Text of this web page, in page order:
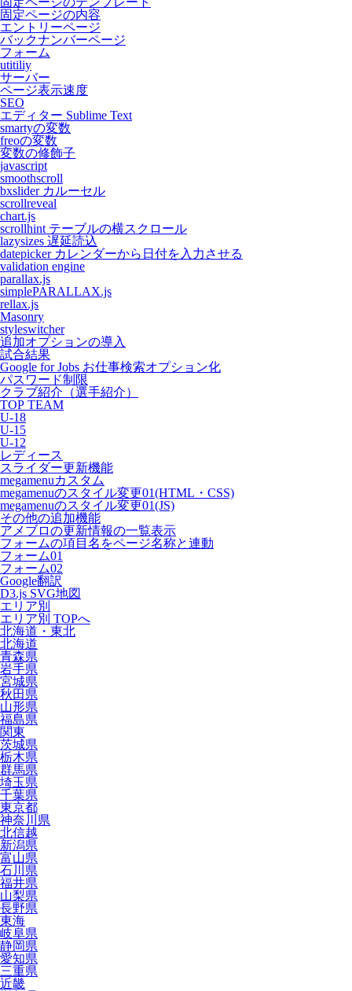
固定ページの内容
エントリーページ
バックナンバーページ
フォーム
utitiliy
サーバー
ページ表示速度
SEO
エディター Sublime Text
smartyの変数
freoの変数
変数の修飾子
javascript
smoothscroll
bxslider カルーセル
scrollreveal
chart.js
scrollhint テーブルの横スクロール
lazysizes 遅延読込
datepicker カレンダーから日付を入力させる
validation engine
parallax.js
simplePARALLAX.js
rellax.js
Masonry
styleswitcher
追加オプションの導入
試合結果
Google for Jobs お仕事検索オプション化
パスワード制限
クラブ紹介（選手紹介）
TOP TEAM
U-18
U-15
U-12
レディース
スライダー更新機能
megamenuカスタム
megamenuのスタイル変更01(HTML・CSS)
megamenuのスタイル変更01(JS)
その他の追加機能
アメブロの更新情報の一覧表示
フォームの項目名をページ名称と連動
フォーム01
フォーム02
Google翻訳
D3.js SVG地図
エリア別
エリア別 TOPへ
北海道・東北
北海道
青森県
岩手県
宮城県
秋田県
山形県
福島県
関東
茨城県
栃木県
群馬県
埼玉県
千葉県
東京都
神奈川県
北信越
新潟県
富山県
石川県
福井県
山梨県
長野県
東海
岐阜県
静岡県
愛知県
三重県
近畿